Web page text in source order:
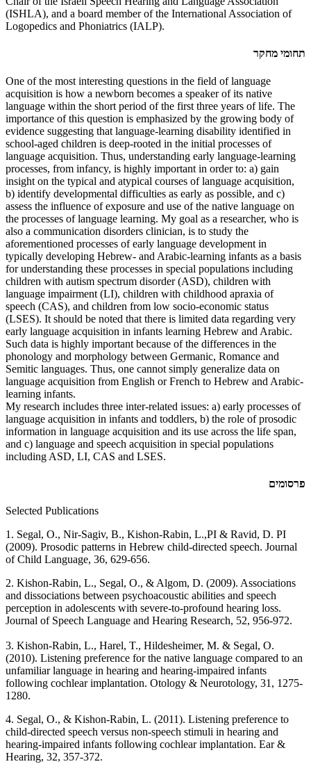
(ISHLA), and a board member of the International Association of
Logopedics and Phoniatrics (IALP).
תחומי מחקר
One of the most interesting questions in the field of language
acquisition is how a newborn becomes a speaker of its native
language within the short period of the first three years of life. The
importance of this question is emphasized by the growing body of
evidence suggesting that language-learning disability identified in
school-aged children is deep-rooted in the initial processes of
language acquisition. Thus, understanding early language-learning
processes, from infancy, is highly important in order to: a) gain
insight on the typical and atypical courses of language acquisition,
b) identify developmental difficulties as early as possible, and c)
assess the influence of exposure and use of the native language on
the processes of language learning. My goal as a researcher, who is
also a communication disorders clinician, is to study the
aforementioned processes of early language development in
typically developing Hebrew- and Arabic-learning infants as a basis
for understanding these processes in special populations including
children with autism spectrum disorder (ASD), children with
language impairment (LI), children with childhood apraxia of
speech (CAS), and children from low socio-economic status
(LSES). It should be noted that there is limited data regarding very
early language acquisition in infants learning Hebrew and Arabic.
Such data is highly important because of the differences in the
phonology and morphology between Germanic, Romance and
Semitic languages. Thus, one cannot simply generalize data on
language acquisition from English or French to Hebrew and Arabic-
learning infants.
My research includes three inter-related issues: a) early processes of
language acquisition in infants and toddlers, b) the role of prosodic
information in language acquisition and its use across the life span,
and c) language and speech acquisition in special populations
including ASD, LI, CAS and LSES.
פרסומים
Selected Publications
1. Segal, O., Nir-Sagiv, B., Kishon-Rabin, L.,PI & Ravid, D. PI
(2009). Prosodic patterns in Hebrew child-directed speech. Journal
of Child Language, 36, 629-656.
2. Kishon-Rabin, L., Segal, O., & Algom, D. (2009). Associations
and dissociations between psychoacoustic abilities and speech
perception in adolescents with severe-to-profound hearing loss.
Journal of Speech Language and Hearing Research, 52, 956-972.
3. Kishon-Rabin, L., Harel, T., Hildesheimer, M. & Segal, O.
(2010). Listening preference for the native language compared to an
unfamiliar language in hearing and hearing-impaired infants
following cochlear implantation. Otology & Neurotology, 31, 1275-
1280.
4. Segal, O., & Kishon-Rabin, L. (2011). Listening preference to
child-directed speech versus non-speech stimuli in hearing and
hearing-impaired infants following cochlear implantation. Ear &
Hearing, 32, 357-372.